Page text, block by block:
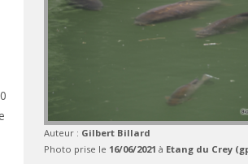
Auteur : Gilbert Billard
Photo prise le 16/06/2021 à Etang du Crey